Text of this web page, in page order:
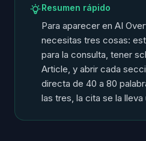
Resumen rápido
Para aparecer en AI
necesitas tres cosas:
para la consulta, tener
Article, y abrir cada
directa de 40 a 80
las tres, la cita se la